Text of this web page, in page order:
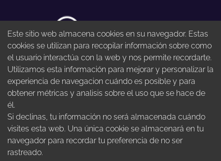
Este sitio web almacena cookies en su navegador. Estas
cookies se utilizan para recopilar información sobre como
el usuario interactúa con la web y nos permite recordarte.
Utilizamos esta información para mejorar y personalizar la
experiencia de navegacion cuándo es posible y para
obtener métricas y analisis sobre el uso que se hace de
él.
Si declinas, tu información no será almacenada cuándo
visites esta web. Una única cookie se almacenará en tu
navegador para recordar tu preferencia de no ser
rastreado.
@startuponsale
@startuponsale
Envianos un email